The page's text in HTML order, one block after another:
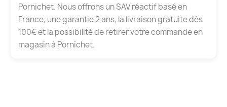
Pornichet. Nous offrons un SAV réactif basé en
France, une garantie 2 ans, la livraison gratuite dès
100€ et la possibilité de retirer votre commande en
magasin à Pornichet.